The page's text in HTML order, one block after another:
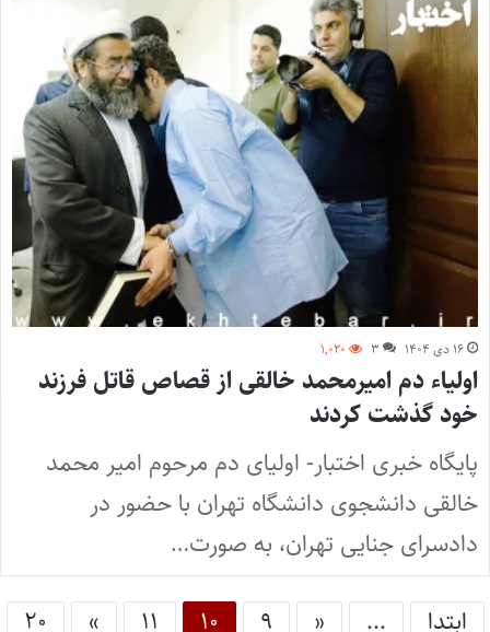
۱۶ دی ۱۴۰۴ ۳ ۱,۰۲۰
اولیاء دم امیرمحمد خالقی از قصاص قاتل فرزند
خود گذشت کردند
پایگاه خبری اختبار- اولیای دم مرحوم امیر محمد
خالقی دانشجوی دانشگاه تهران با حضور در
دادسرای جنایی تهران، به صورت…
ابتدا ...
« ۹ ۱۰ ۱۱ » ۲۰